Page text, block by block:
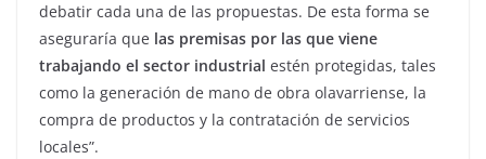
debatir cada una de las propuestas. De esta forma se
aseguraría que las premisas por las que viene
trabajando el sector industrial estén protegidas, tales
como la generación de mano de obra olavarriense, la
compra de productos y la contratación de servicios
locales”.